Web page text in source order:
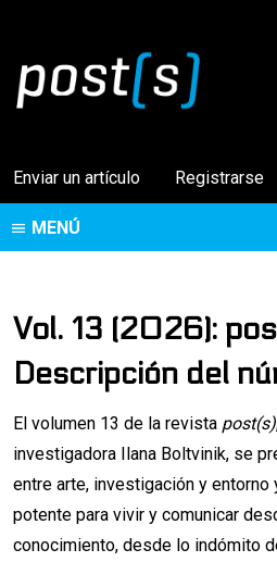
Enviar un artículo Registrarse
MENÚ
Vol. 13 (2026):
Descripción del
El volumen 13 de la revista post(s)
investigadora Ilana Boltvinik, se
entre arte, investigación y entorno
potente para vivir y comunicar
conocimiento, desde lo indómito